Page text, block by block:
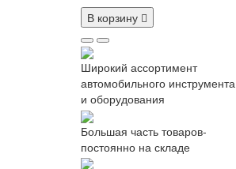
В корзину
Широкий ассортимент
автомобильного инструмента
и оборудования
Большая часть товаров-
постоянно на складе